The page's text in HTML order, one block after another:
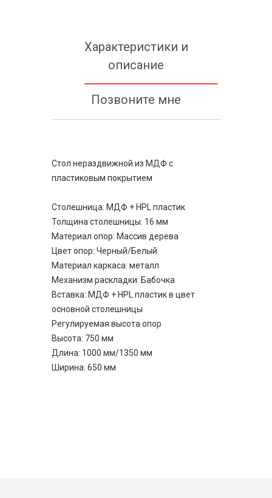
Характеристики и
описание
Позвоните мне
Стол нераздвижной из МДФ с
пластиковым покрытием
Столешница: МДФ + HPL пластик
Толщина столешницы: 16 мм
Материал опор: Массив дерева
Цвет опор: Черный/Белый
Материал каркаса: металл
Механизм раскладки: Бабочка
Вставка: МДФ + HPL пластик в цвет
основной столешницы
Регулируемая высота опор
Высота: 750 мм
Длина: 1000 мм/1350 мм
Ширина: 650 мм